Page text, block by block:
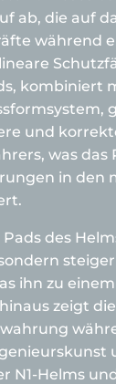
ab, die auf
während
kombiniert
und
was das
in den
des
ihn zu
zeigt
N1-Helms